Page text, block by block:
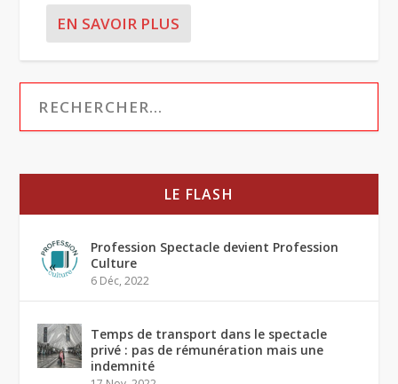
EN SAVOIR PLUS
LE FLASH
Profession Spectacle devient Profession
Culture
6 Déc, 2022
Temps de transport dans le spectacle
privé : pas de rémunération mais une
indemnité